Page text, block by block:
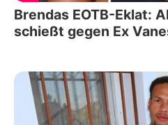
Brendas EOTB-Eklat:
schießt gegen Ex